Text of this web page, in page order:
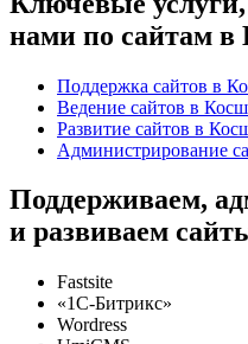
нами по сайтам в
Поддержка сайтов в
Ведение сайтов в
Развитие сайтов в
Администрирование
Поддерживаем,
и развиваем
Fastsite
«1C-Битрикс»
Wordress